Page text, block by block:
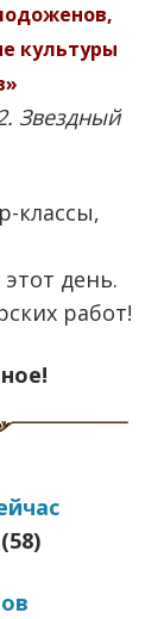
культуры
Звездный
классы,
день.
работ!